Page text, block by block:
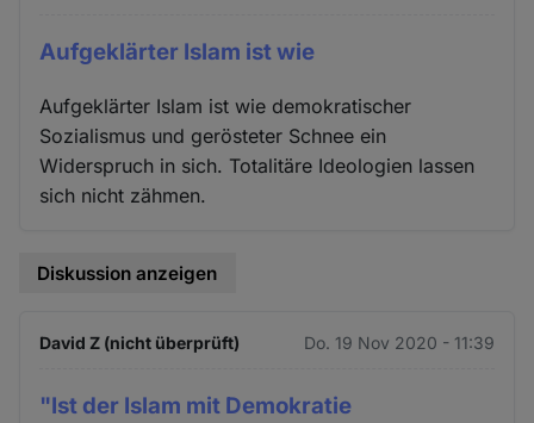
Aufgeklärter Islam ist wie
Aufgeklärter Islam ist wie demokratischer
Sozialismus und gerösteter Schnee ein
Widerspruch in sich. Totalitäre Ideologien lassen
sich nicht zähmen.
Diskussion anzeigen
David Z (nicht überprüft) Do. 19 Nov 2020 - 11:39
"Ist der Islam mit Demokratie